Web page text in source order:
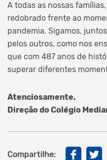
A todas as nossas
redobrado frente ao
pandemia. Sigamos,
pelos outros, como nos
que com 487 anos de
superar diferentes
Atenciosamente,
Direção do Colégio
Compartilhe: